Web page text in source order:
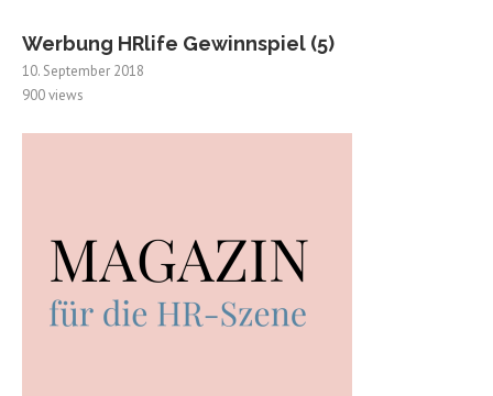
Werbung HRlife Gewinnspiel (5)
10. September 2018
900views